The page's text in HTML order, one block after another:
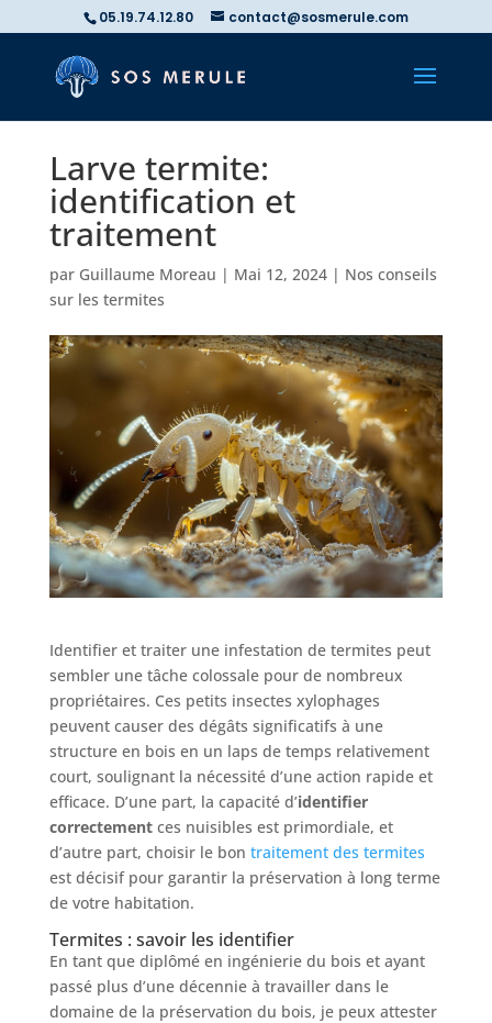
05.19.74.12.80 contact@sosmerule.com
Larve termite:
identification et
traitement
par Guillaume Moreau | Mai 12, 2024| Nos conseils
sur les termites
Identifier et traiter une infestation de termites peut
sembler une tâche colossale pour de nombreux
propriétaires. Ces petits insectes xylophages
peuvent causer des dégâts significatifs à une
structure en bois en un laps de temps relativement
court, soulignant la nécessité d’une action rapide et
efficace. D’une part, la capacité d’identifier
correctementces nuisibles est primordiale, et
d’autre part, choisir le bon traitement des termites
est décisif pour garantir la préservation à long terme
de votre habitation.
Termites : savoir les identifier
En tant que diplômé en ingénierie du bois et ayant
passé plus d’une décennie à travailler dans le
domaine de la préservation du bois, je peux attester